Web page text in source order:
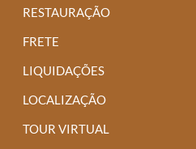
RESTAURAÇÃO
FRETE
LIQUIDAÇÕES
LOCALIZAÇÃO
TOUR VIRTUAL